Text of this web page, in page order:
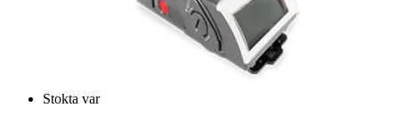
Stokta var